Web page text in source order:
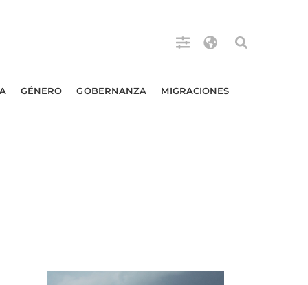
GÉNERO GOBERNANZA MIGRACIONES